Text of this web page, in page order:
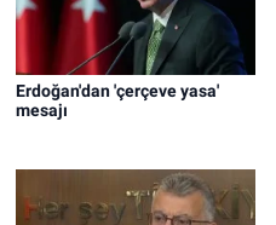
Erdoğan'dan 'çerçeve yasa'
mesajı